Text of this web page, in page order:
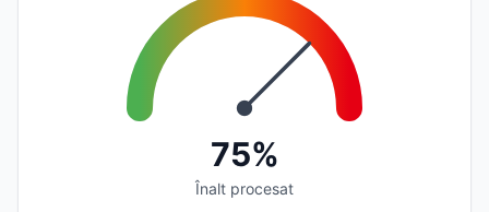
75%
Înalt procesat